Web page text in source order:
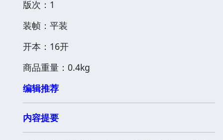
版次：1
装帧：平装
开本：16开
商品重量：0.4kg
编辑推荐
内容提要